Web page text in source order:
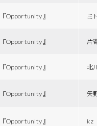
『Opportunity』 ミ
『Opportunity』 片
『Opportunity』 北
『Opportunity』 矢
『Opportunity』 kz